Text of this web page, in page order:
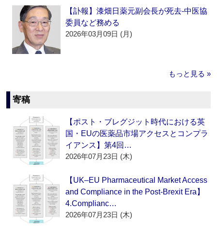
【訃報】漆畑日薬元副会長が死去‐中医協
委員など務める
2026年03月09日 (月)
もっと見る »
寄稿
【ポスト・ブレグジット時代における英
国・EUの医薬品市場アクセスとコンプラ
イアンス】第4回…
2026年07月23日 (木)
【UK–EU Pharmaceutical Market Access
and Compliance in the Post-Brexit Era】
4.Complianc…
2026年07月23日 (木)